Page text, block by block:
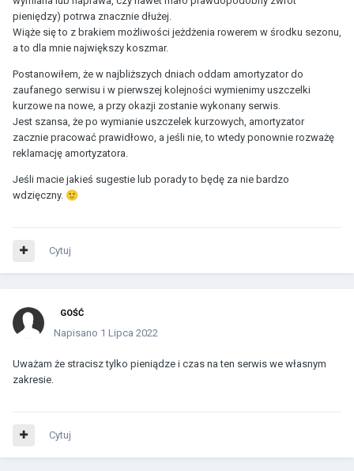
pieniędzy) potrwa znacznie dłużej.
Wiąże się to z brakiem możliwości jeżdżenia rowerem w środku sezonu,
a to dla mnie największy koszmar.
Postanowiłem, że w najbliższych dniach oddam amortyzator do
zaufanego serwisu i w pierwszej kolejności wymienimy uszczelki
kurzowe na nowe, a przy okazji zostanie wykonany serwis.
Jest szansa, że po wymianie uszczelek kurzowych, amortyzator
zacznie pracować prawidłowo, a jeśli nie, to wtedy ponownie rozważę
reklamację amortyzatora.
Jeśli macie jakieś sugestie lub porady to będę za nie bardzo
wdzięczny. 🙂
Cytuj
GOŚĆ
Napisano 1 Lipca 2022
Uważam że stracisz tylko pieniądze i czas na ten serwis we własnym
zakresie.
Cytuj